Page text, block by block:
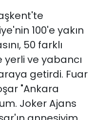
100'e yakın
50 farklı
ve yabancı
getirdi. Fuar
"Ankara
Joker Ajans